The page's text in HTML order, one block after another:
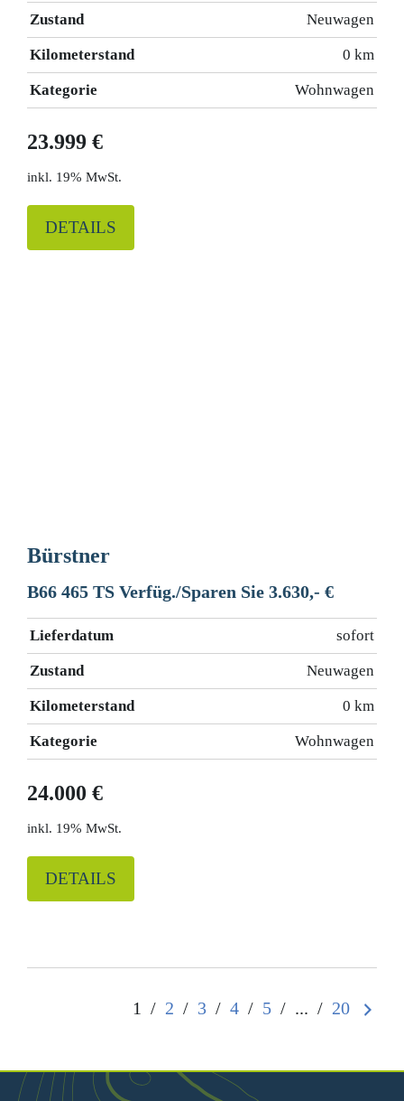
Zustand Neuwagen
Kilometerstand 0 km
Kategorie Wohnwagen
23.999 €
19% MwSt.
DETAILS
Bürstner
B66 465 TS Verfüg./Sparen Sie 3.630,- €
Lieferdatum sofort
Zustand Neuwagen
Kilometerstand 0 km
Kategorie Wohnwagen
24.000 €
19% MwSt.
DETAILS
1 / 2 / 3 / 4 / 5 / ... / 20